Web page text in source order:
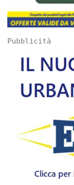
Pubblicità